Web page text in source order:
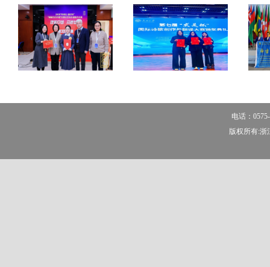
电话：
版权所有:浙